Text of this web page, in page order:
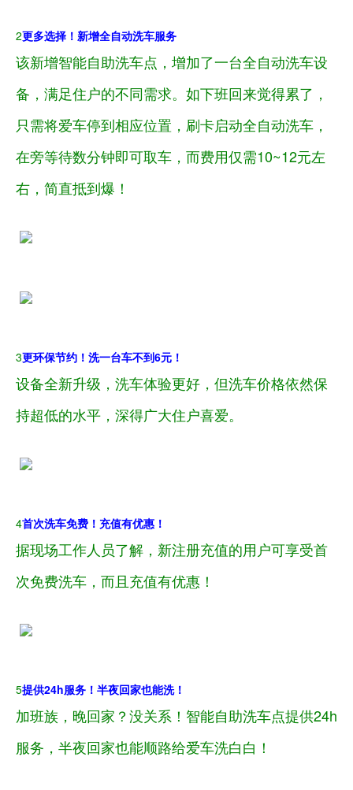
2更多选择！新增全自动洗车服务
该新增智能自助洗车点，增加了一台全自动洗车设
备，满足住户的不同需求。如下班回来觉得累了，
只需将爱车停到相应位置，刷卡启动全自动洗车，
在旁等待数分钟即可取车，而费用仅需10~12元左
右，简直抵到爆！
3更环保节约！洗一台车不到6元！
设备全新升级，洗车体验更好，但洗车价格依然保
持超低的水平，深得广大住户喜爱。
4首次洗车免费！充值有优惠！
据现场工作人员了解，新注册充值的用户可享受首
次免费洗车，而且充值有优惠！
5提供24h服务！半夜回家也能洗！
加班族，晚回家？没关系！智能自助洗车点提供24h
服务，半夜回家也能顺路给爱车洗白白！